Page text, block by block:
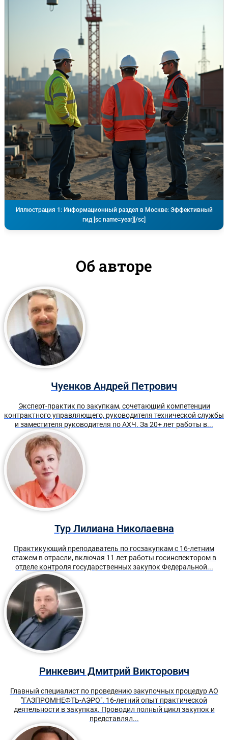
Иллюстрация 1: Информационный раздел в Москве: Эффективный
гид [sc name=year][/sc]
Об авторе
Чуенков Андрей Петрович
Эксперт-практик по закупкам, сочетающий компетенции
контрактного управляющего, руководителя технической службы
и заместителя руководителя по АХЧ. За 20+ лет работы в...
Тур Лилиана Николаевна
Практикующий преподаватель по госзакупкам с 16-летним
стажем в отрасли, включая 11 лет работы госинспектором в
отделе контроля государственных закупок Федеральной...
Ринкевич Дмитрий Викторович
Главный специалист по проведению закупочных процедур АО
"ГАЗПРОМНЕФТЬ-АЭРО". 16-летний опыт практической
деятельности в закупках. Проводил полный цикл закупок и
представлял...